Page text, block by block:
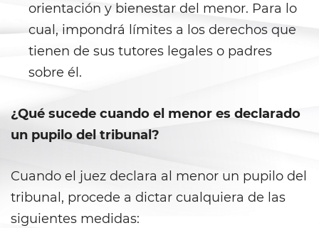
Tribunal de Delincuencia
Juvenil
Actos Lascivos con un Menor
Agresión Sexual
Conducta Lasciva
orientación y bienestar del menor. Para lo
cual, impondrá límites a los derechos que
tienen de sus tutores legales o padres
sobre él.
¿Qué sucede cuando el menor es declarado
un pupilo del tribunal?
Cuando el juez declara al menor un pupilo del
tribunal, procede a dictar cualquiera de las
siguientes medidas: